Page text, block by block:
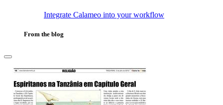
Integrate Calameo into your workflow
From the blog